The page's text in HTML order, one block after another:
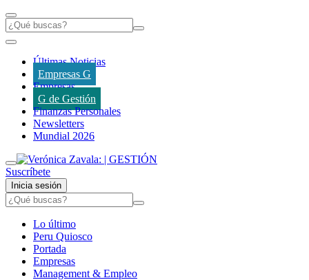
Últimas Noticias
Empresas G
Empresas
G de Gestión
Finanzas Personales
Newsletters
Mundial 2026
Suscríbete
Inicia sesión
Lo último
Peru Quiosco
Portada
Empresas
Management & Empleo